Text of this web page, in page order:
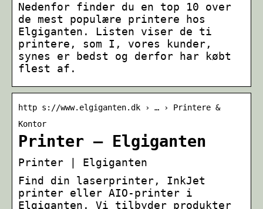
Nedenfor finder du en top 10 over
de mest populære printere hos
Elgiganten. Listen viser de ti
printere, som I, vores kunder,
synes er bedst og derfor har købt
flest af.
http s://www.elgiganten.dk › … › Printere &
Kontor
Printer – Elgiganten
Printer | Elgiganten
Find din laserprinter, InkJet
printer eller AIO-printer i
Elgiganten. Vi tilbyder produkter